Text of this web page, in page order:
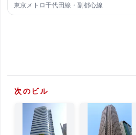
東京メトロ千代田線・副都心線
次のビル